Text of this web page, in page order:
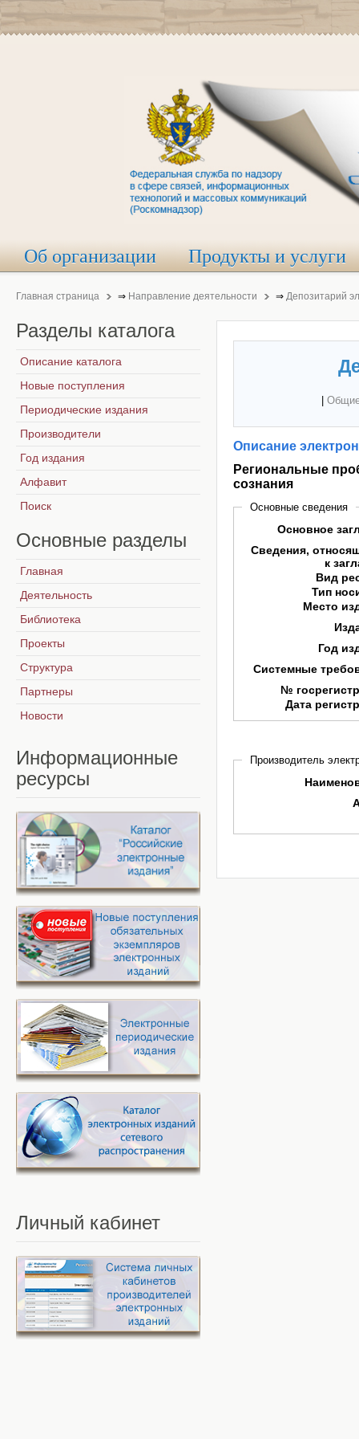
Об организации Продукты и услуги
Главная страница ⇒ Направление деятельности ⇒ Депозитарий
Описание
Региональные
сознания
Основные сведения
Основное
Сведения,
к
Вид
Тип
Место
Год
Системные
№
Дата
Производитель
Разделы каталога
Описание каталога
Новые поступления
Периодические издания
Производители
Год издания
Алфавит
Поиск
Основные разделы
Главная
Деятельность
Библиотека
Проекты
Структура
Партнеры
Новости
Информационные
ресурсы
Личный кабинет